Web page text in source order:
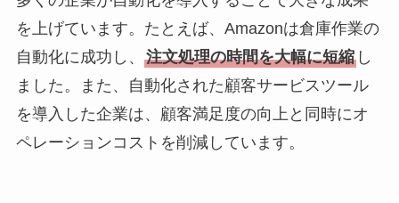
を上げています。たとえば、Amazonは倉庫作業の
自動化に成功し、 注文処理の時間を大幅に短縮し
ました。また、自動化された顧客サービスツール
を導入した企業は、顧客満足度の向上と同時にオ
ペレーションコストを削減しています。